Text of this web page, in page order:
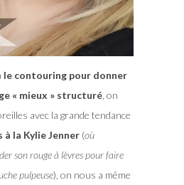
le contouring pour donner
« mieux » structuré, on
avec la grande tendance
à la Kylie Jenner(où
son rouge à lèvres pour faire
pulpeuse), on nous a même